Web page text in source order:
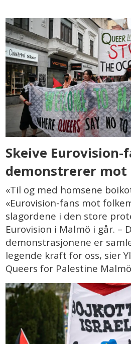
Skeive Eurovision-
demonstrerer
«Til og med homsene
«Eurovision-fans mot
slagordene i den store
Eurovision i Malmö i går. –
demonstrasjonene er
legende kraft for oss, sier
Queers for Palestine